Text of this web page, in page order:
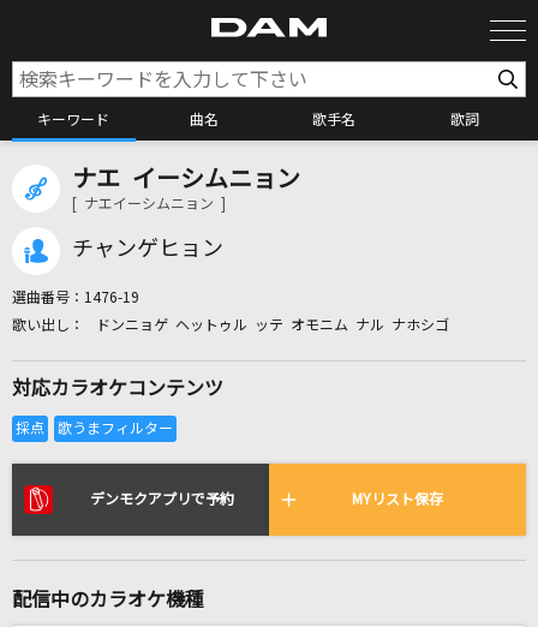
キーワード 曲名 歌手名 歌詞
カラオケ検索
リアルタイムで歌われている曲の一覧
ナエ イーシムニョン
[ ナエイーシムニョン ]
チャンゲヒョン
選曲番号： 1476-19
ドンニョゲ ヘットゥル ッテ オモニム ナル ナホシゴ
対応カラオケコンテンツ
デンモクアプリで予約 MYリスト保存
配信中のカラオケ機種